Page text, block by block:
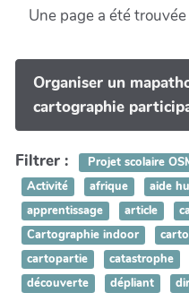
Une page a été
Organiser un
cartographie
Filtrer : Projet scolaire
Activité
afrique aide
apprentissage
article
Cartographie indoor
cartopartie
catastrophe
découverte
dépliant